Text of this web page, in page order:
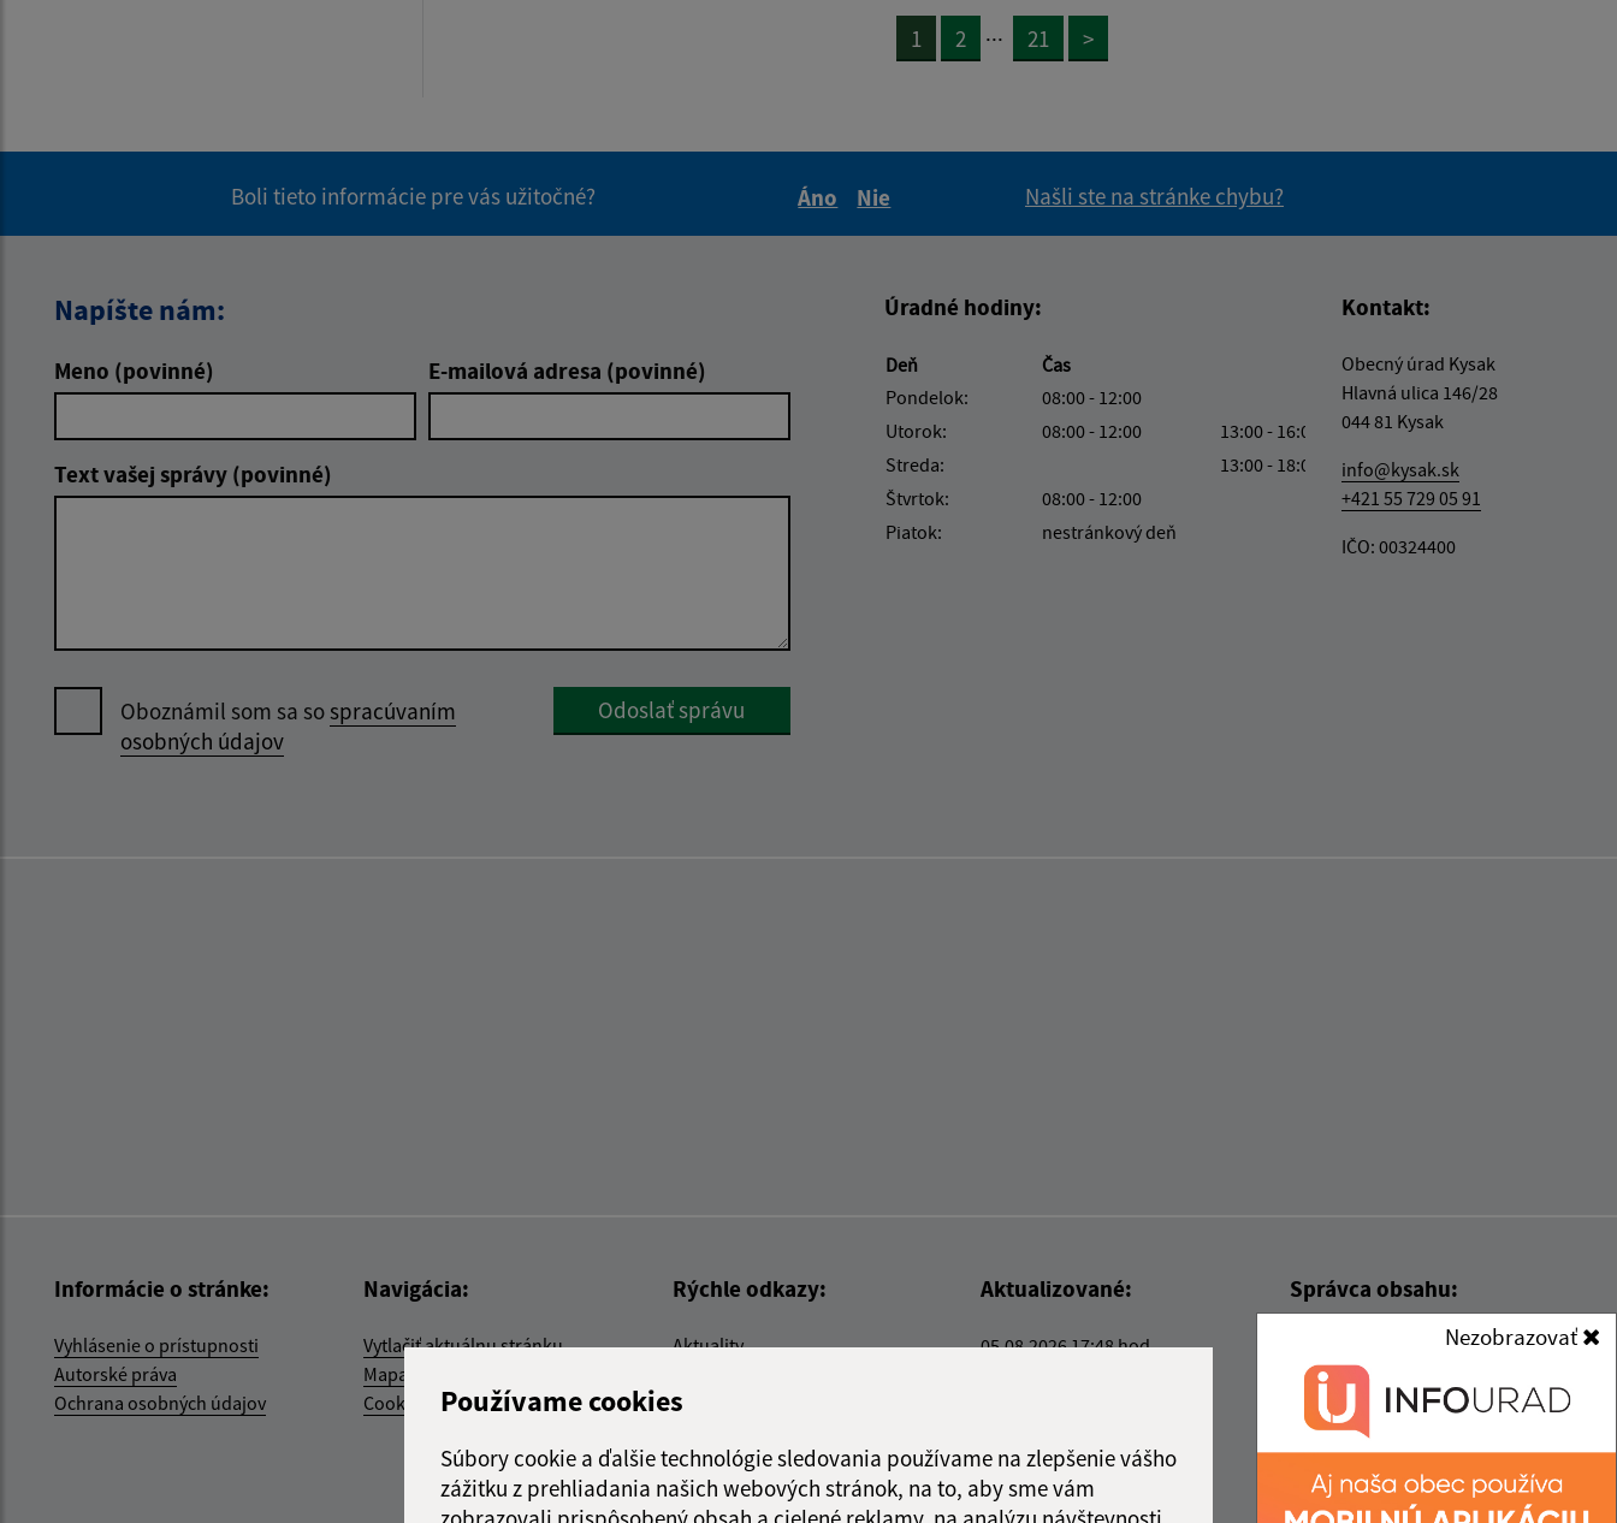
Používame cookies
Súbory cookie a ďalšie technológie sledovania používame na zlepšenie vášho
zážitku z prehliadania našich webových stránok, na to, aby sme vám
Nezobrazovať
1 2 ... 21 >
Boli tieto informácie pre vás užitočné?
Áno
Nie
Našli ste na stránke chybu?
Napíšte nám:
Meno (povinné) E-mailová adresa (povinné)
Text vašej správy (povinné)
Oboznámil som sa sospracúvaním
osobných údajov
Google reCaptcha Response
Odoslať správu
Úradné hodiny:
Deň
Čas
Pondelok:
08:00 - 12:00
Utorok:
08:00 - 12:00
13:00 - 16:00
Streda:
13:00 - 18:00
Štvrtok:
08:00 - 12:00
Piatok:
nestránkový deň
Kontakt:
Obecný úrad Kysak
Hlavná ulica 146/28
044 81 Kysak
info@kysak.sk
+421 55 729 05 91
IČO: 00324400
Informácie o stránke:
Vyhlásenie o prístupnosti
Autorské práva
Ochrana osobných údajov
Navigácia:
Vytlačiť aktuálnu stránku
Mapa stránok
Cookies
Rýchle odkazy:
Aktuality
E-služby
Triedenie odpadu
Aktualizované:
05.08.2026 17:48 hod.
Správca obsahu:
Správca obsahu je Obec Kysak.
Vytvorené v súlade s
dizajn manuálom elektronických
služieb.